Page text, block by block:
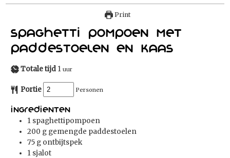
Print
Spaghetti Pompoen met
paddestoelen en kaas
Totale tijd 1 uur
Portie Personen
Ingredienten
1 spaghettipompoen
200 g gemengde paddestoelen
75 g ontbijtspek
1 sjalot